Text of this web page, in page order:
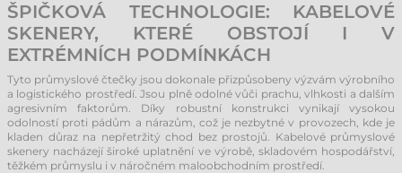
ŠPIČKOVÁ TECHNOLOGIE: KABELOVÉ
SKENERY, KTERÉ OBSTOJÍ I V
EXTRÉMNÍCH PODMÍNKÁCH
Tyto průmyslové čtečky jsou dokonale přizpůsobeny výzvám výrobního
a logistického prostředí. Jsou plně odolné vůči prachu, vlhkosti a dalším
agresivním faktorům. Díky robustní konstrukci vynikají vysokou
odolností proti pádům a nárazům, což je nezbytné v provozech, kde je
kladen důraz na nepřetržitý chod bez prostojů. Kabelové průmyslové
skenery nacházejí široké uplatnění ve výrobě, skladovém hospodářství,
těžkém průmyslu i v náročném maloobchodním prostředí.